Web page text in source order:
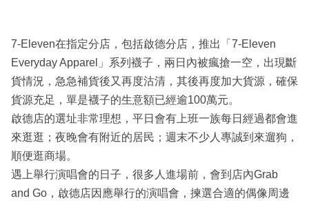
7-Eleven在指定分店，包括啟德分店，推出「7-Eleven
Everyday Apparel」系列襪子，兩日內被瘋搶一空，出現斷
貨情況，急急補貨後又再度沽清，其後再度加大貨源，確保
貨源充足，單是襪子的生意額已經逾100萬元。
啟德店的選址非常理想，平日會有上班一族每日經過都會進
來逛逛；夜晚會有附近的居民；週末不少人專誠到來遛狗，
順便逛商場。
遇上舉行演唱會的日子，很多人進場前，會到店內Grab
and Go，啟德店因應舉行的演唱會，揀選合適的偶像周邊